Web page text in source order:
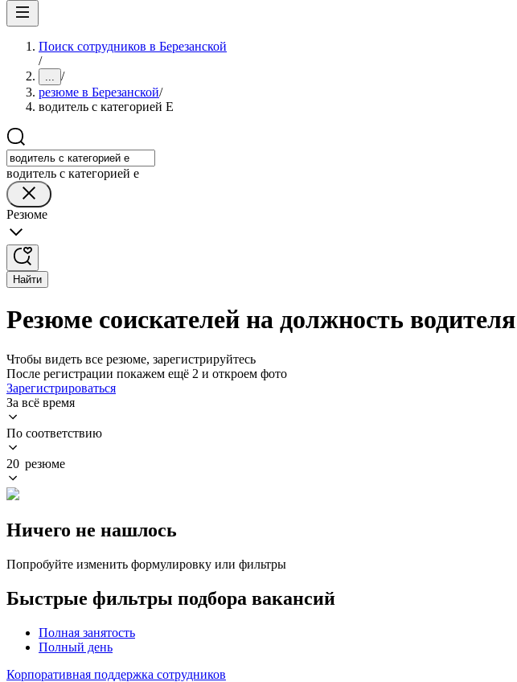
Поиск сотрудников в Березанской
/
... /
резюме в Березанской/
водитель с категорией Е
водитель с категорией е
Резюме
Найти
Резюме соискателей на должность
Чтобы видеть все резюме, зарегистрируйтесь
После регистрации покажем ещё 2 и откроем фото
Зарегистрироваться
За всё время
По соответствию
20 резюме
Ничего не нашлось
Попробуйте изменить формулировку или фильтры
Быстрые фильтры подбора вакансий
Полная занятость
Полный день
Корпоративная поддержка сотрудников